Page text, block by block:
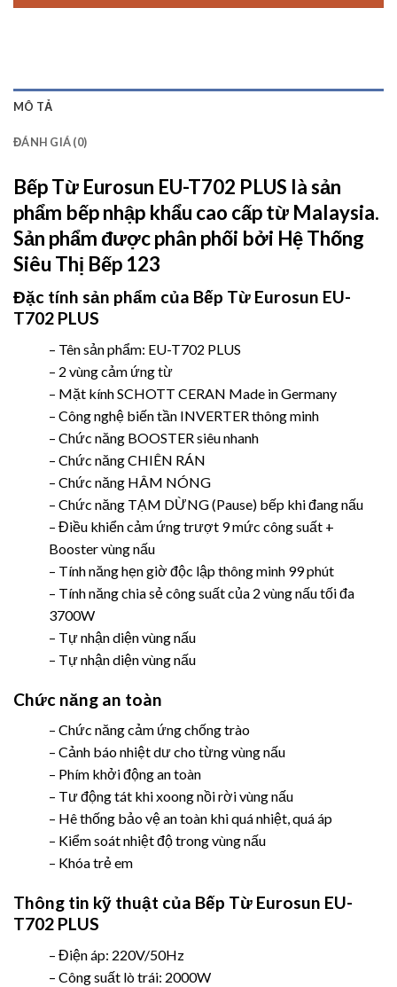
MÔ TẢ
ĐÁNH GIÁ (0)
Bếp Từ Eurosun EU-T702 PLUS là sản
phẩm bếp nhập khẩu cao cấp từ Malaysia.
Sản phẩm được phân phối bởi Hệ Thống
Siêu Thị Bếp 123
Đặc tính sản phẩm của Bếp Từ Eurosun EU-
T702 PLUS
– Tên sản phẩm: EU-T702 PLUS
– 2 vùng cảm ứng từ
– Mặt kính SCHOTT CERAN Made in Germany
– Công nghệ biến tần INVERTER thông minh
– Chức năng BOOSTER siêu nhanh
– Chức năng CHIÊN RÁN
– Chức năng HÂM NÓNG
– Chức năng TẠM DỪNG (Pause) bếp khi đang nấu
– Điều khiển cảm ứng trượt 9 mức công suất +
Booster vùng nấu
– Tính năng hẹn giờ độc lập thông minh 99 phút
– Tính năng chia sẻ công suất của 2 vùng nấu tối đa
3700W
– Tự nhận diện vùng nấu
– Tự nhận diện vùng nấu
Chức năng an toàn
– Chức năng cảm ứng chống trào
– Cảnh báo nhiệt dư cho từng vùng nấu
– Phím khởi động an toàn
– Tư động tát khi xoong nồi rời vùng nấu
– Hê thống bảo vệ an toàn khi quá nhiệt, quá áp
– Kiểm soát nhiệt độ trong vùng nấu
– Khóa trẻ em
Thông tin kỹ thuật của Bếp Từ Eurosun EU-
T702 PLUS
– Điện áp: 220V/50Hz
– Công suất lò trái: 2000W